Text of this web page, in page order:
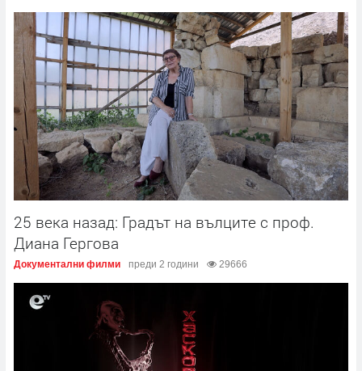
25 века назад: Градът на вълците с проф.
Диана Гергова
Документални филми преди 2 години 29666